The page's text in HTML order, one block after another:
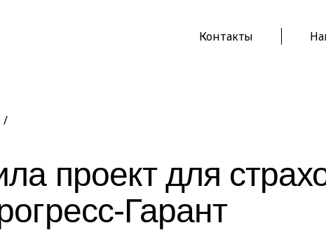
Контакты
/
проект для
Гарант